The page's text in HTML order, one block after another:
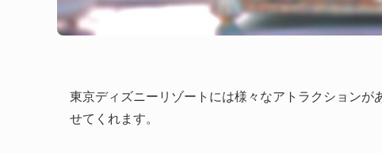
東京ディズニーリゾートには様々なアトラクション
せてくれます。